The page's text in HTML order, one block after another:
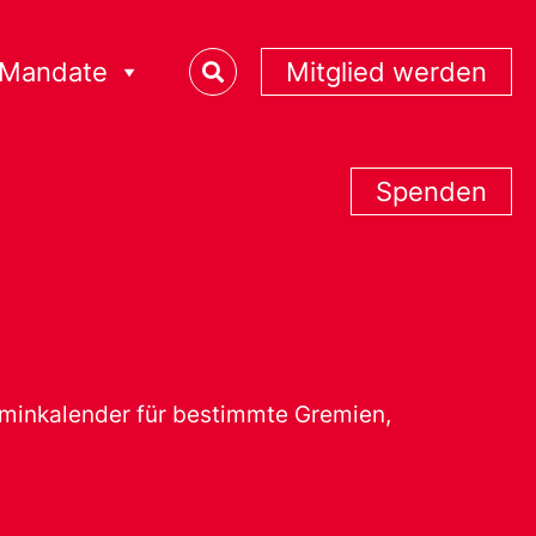
Mandate Mitglied werden
Spenden
für bestimmte Gremien,